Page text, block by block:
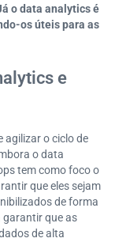
o data analytics é
os úteis para as
e
agilizar o ciclo de
o data
tem como foco o
que eles sejam
de forma
que as
de alta